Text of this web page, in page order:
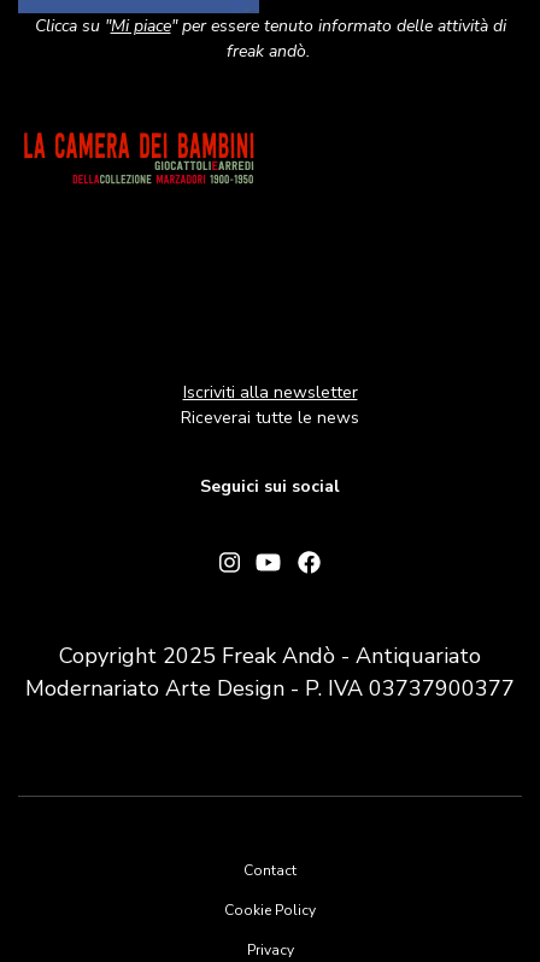
Clicca su "Mi piace" per essere tenuto informato delle attività di
freak andò.
Image
Iscriviti alla newsletter
Riceverai tutte le news
Seguici sui social
Copyright 2025 Freak Andò - Antiquariato
Modernariato Arte Design - P. IVA 03737900377
Contact
Cookie Policy
Privacy